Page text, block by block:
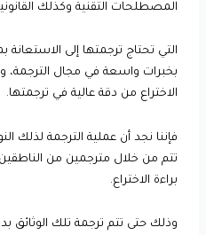
المصطلحات التقنية وكذلك
التي تحتاج ترجمتها إلى
بخبرات واسعة في مجال الترجمة،
الاختراع من دقة عالية في ترجمتها.
فإننا نجد أن عملية الترجمة لذلك
تتم من خلال مترجمين من الناطقين
براءة الاختراع.
وذلك حتى تتم ترجمة تلك الوثائق